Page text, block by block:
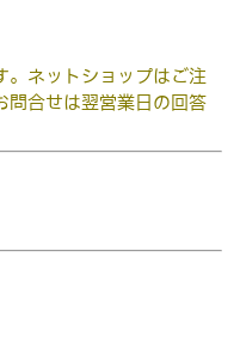
。ネットショップはご注
問合せは翌営業日の回答